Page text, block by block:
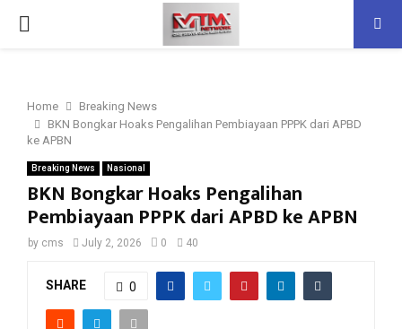
PRIMARY
Home
Breaking News
BKN Bongkar Hoaks Pengalihan Pembiayaan PPPK dari APBD
ke APBN
Breaking News Nasional
BKN Bongkar Hoaks Pengalihan
Pembiayaan PPPK dari APBD ke APBN
by cms July 2, 2026 0 40
SHARE 0